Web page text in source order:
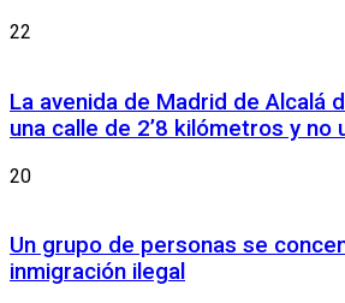
22
La avenida de Madrid de Alcalá
una calle de 2’8 kilómetros y no
20
Un grupo de personas se
inmigración ilegal